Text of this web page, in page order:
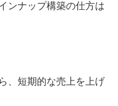
ンナップ構築の仕方は
、短期的な売上を上げ